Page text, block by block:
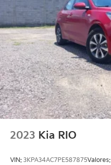
2023 Kia RIO
VIN: 3KPA34AC7PE587875Valores: